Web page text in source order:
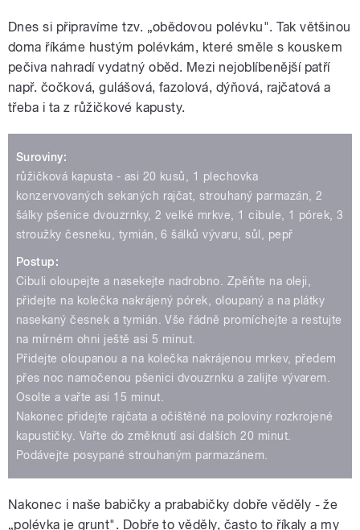
Dnes si připravíme tzv. „obědovou polévku". Tak většinou
doma říkáme hustým polévkám, které směle s kouskem
pečiva nahradí vydatný oběd. Mezi nejoblíbenější patří
např. čočková, gulášová, fazolová, dýňová, rajčatová a
třeba i ta z růžičkové kapusty.
Suroviny:
růžičková kapusta - asi 20 kusů, 1 plechovka
konzervovaných sekaných rajčat, strouhaný parmazán, 2
šálky pšenice dvouzrnky, 2 velké mrkve, 1 cibule, 1 pórek, 3
stroužky česneku, tymián, 6 šálků vývaru, sůl, pepř
Postup:
Cibuli oloupejte a nasekejte nadrobno. Zpěňte na oleji,
přidejte na kolečka nakrájený pórek, oloupaný a na plátky
nasekaný česnek a tymián. Vše řádně promíchejte a restujte
na mírném ohni ještě asi 5 minut.
Přidejte oloupanou a na kolečka nakrájenou mrkev, předem
přes noc namočenou pšenici dvouzrnku a zalijte vývarem.
Osolte a vařte asi 15 minut.
Nakonec přidejte rajčata a očištěné na poloviny rozkrojené
kapustičky. Vařte do změknutí asi dalších 20 minut.
Podávejte posypané strouhaným parmazánem.
Nakonec i naše babičky a prababičky dobře věděly - že
„polévka je grunt". Dobře to věděly, často to říkaly a my